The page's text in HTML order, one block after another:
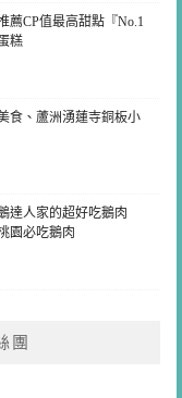
薦CP值最高甜點『No.1
糕
食、蘆洲湧蓮寺銅板小
達人家的超好吃鵝肉
園必吃鵝肉
團